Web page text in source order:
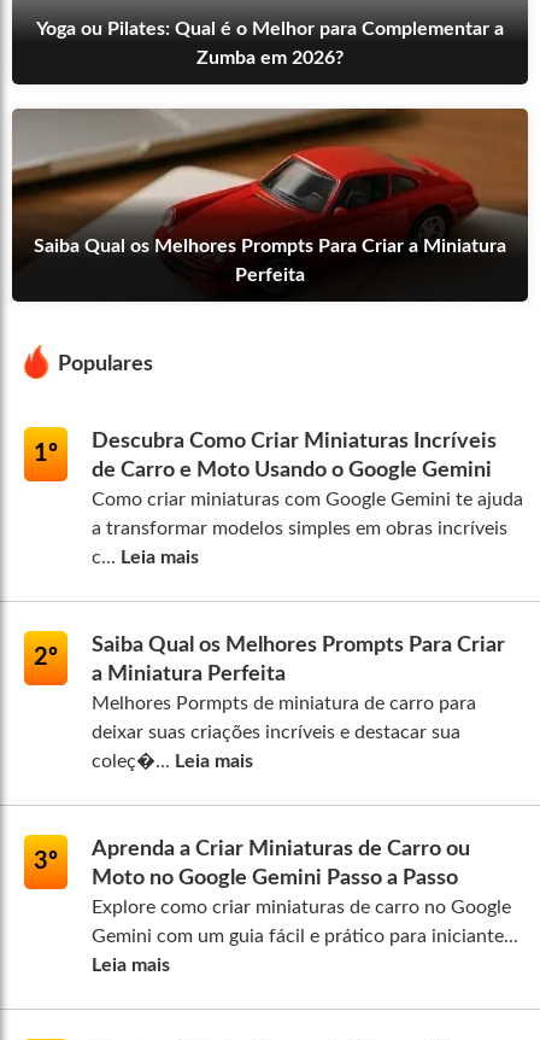
Yoga ou Pilates: Qual é o Melhor para Complementar a
Zumba em 2026?
Saiba Qual os Melhores Prompts Para Criar a Miniatura
Perfeita
Populares
1º
Descubra Como Criar Miniaturas Incríveis
de Carro e Moto Usando o Google Gemini
Como criar miniaturas com Google Gemini te ajuda
a transformar modelos simples em obras incríveis
c... Leia mais
2º
Saiba Qual os Melhores Prompts Para Criar
a Miniatura Perfeita
Melhores Pormpts de miniatura de carro para
deixar suas criações incríveis e destacar sua
coleç�... Leia mais
3º
Aprenda a Criar Miniaturas de Carro ou
Moto no Google Gemini Passo a Passo
Explore como criar miniaturas de carro no Google
Gemini com um guia fácil e prático para iniciante...
Leia mais